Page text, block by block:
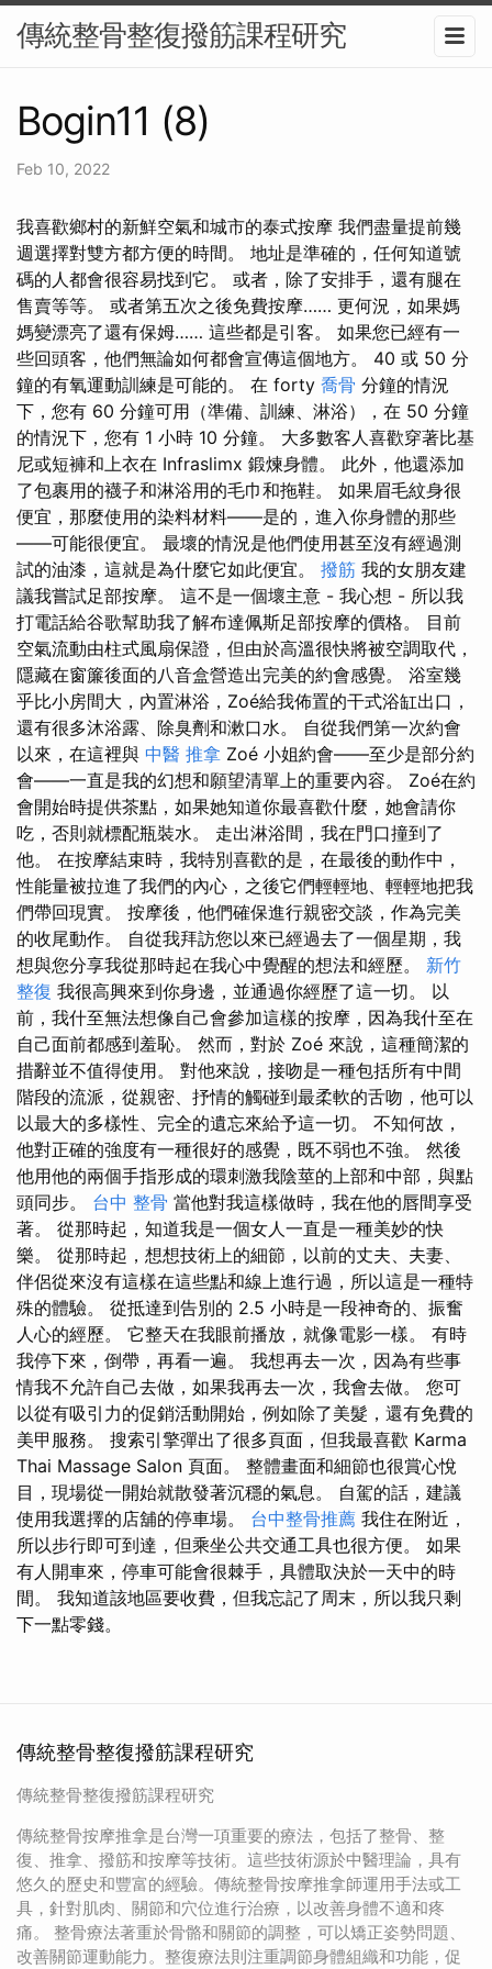
傳統整骨整復撥筋課程研究
Bogin11 (8)
Feb 10, 2022
我喜歡鄉村的新鮮空氣和城市的泰式按摩 我們盡量提前幾
週選擇對雙方都方便的時間。 地址是準確的，任何知道號
碼的人都會很容易找到它。 或者，除了安排手，還有腿在
售賣等等。 或者第五次之後免費按摩…… 更何況，如果媽
媽變漂亮了還有保姆…… 這些都是引客。 如果您已經有一
些回頭客，他們無論如何都會宣傳這個地方。 40 或 50 分
鐘的有氧運動訓練是可能的。 在 forty 喬骨 分鐘的情況
下，您有 60 分鐘可用（準備、訓練、淋浴），在 50 分鐘
的情況下，您有 1 小時 10 分鐘。 大多數客人喜歡穿著比基
尼或短褲和上衣在 Infraslimx 鍛煉身體。 此外，他還添加
了包裹用的襪子和淋浴用的毛巾和拖鞋。 如果眉毛紋身很
便宜，那麼使用的染料材料——是的，進入你身體的那些
——可能很便宜。 最壞的情況是他們使用甚至沒有經過測
試的油漆，這就是為什麼它如此便宜。 撥筋 我的女朋友建
議我嘗試足部按摩。 這不是一個壞主意 - 我心想 - 所以我
打電話給谷歌幫助我了解布達佩斯足部按摩的價格。 目前
空氣流動由柱式風扇保證，但由於高溫很快將被空調取代，
隱藏在窗簾後面的八音盒營造出完美的約會感覺。 浴室幾
乎比小房間大，內置淋浴，Zoé給我佈置的干式浴缸出口，
還有很多沐浴露、除臭劑和漱口水。 自從我們第一次約會
以來，在這裡與 中醫 推拿 Zoé 小姐約會——至少是部分約
會——一直是我的幻想和願望清單上的重要內容。 Zoé在約
會開始時提供茶點，如果她知道你最喜歡什麼，她會請你
吃，否則就標配瓶裝水。 走出淋浴間，我在門口撞到了
他。 在按摩結束時，我特別喜歡的是，在最後的動作中，
性能量被拉進了我們的內心，之後它們輕輕地、輕輕地把我
們帶回現實。 按摩後，他們確保進行親密交談，作為完美
的收尾動作。 自從我拜訪您以來已經過去了一個星期，我
想與您分享我從那時起在我心中覺醒的想法和經歷。 新竹
整復 我很高興來到你身邊，並通過你經歷了這一切。 以
前，我什至無法想像自己會參加這樣的按摩，因為我什至在
自己面前都感到羞恥。 然而，對於 Zoé 來說，這種簡潔的
措辭並不值得使用。 對他來說，接吻是一種包括所有中間
階段的流派，從親密、抒情的觸碰到最柔軟的舌吻，他可以
以最大的多樣性、完全的遺忘來給予這一切。 不知何故，
他對正確的強度有一種很好的感覺，既不弱也不強。 然後
他用他的兩個手指形成的環刺激我陰莖的上部和中部，與點
頭同步。 台中 整骨 當他對我這樣做時，我在他的唇間享受
著。 從那時起，知道我是一個女人一直是一種美妙的快
樂。 從那時起，想想技術上的細節，以前的丈夫、夫妻、
伴侶從來沒有這樣在這些點和線上進行過，所以這是一種特
殊的體驗。 從抵達到告別的 2.5 小時是一段神奇的、振奮
人心的經歷。 它整天在我眼前播放，就像電影一樣。 有時
我停下來，倒帶，再看一遍。 我想再去一次，因為有些事
情我不允許自己去做，如果我再去一次，我會去做。 您可
以從有吸引力的促銷活動開始，例如除了美髮，還有免費的
美甲服務。 搜索引擎彈出了很多頁面，但我最喜歡 Karma
Thai Massage Salon 頁面。 整體畫面和細節也很賞心悅
目，現場從一開始就散發著沉穩的氣息。 自駕的話，建議
使用我選擇的店舖的停車場。 台中整骨推薦 我住在附近，
所以步行即可到達，但乘坐公共交通工具也很方便。 如果
有人開車來，停車可能會很棘手，具體取決於一天中的時
間。 我知道該地區要收費，但我忘記了周末，所以我只剩
下一點零錢。
傳統整骨整復撥筋課程研究
傳統整骨整復撥筋課程研究
傳統整骨按摩推拿是台灣一項重要的療法，包括了整骨、整
復、推拿、撥筋和按摩等技術。這些技術源於中醫理論，具有
悠久的歷史和豐富的經驗。傳統整骨按摩推拿師運用手法或工
具，針對肌肉、關節和穴位進行治療，以改善身體不適和疼
痛。 整骨療法著重於骨骼和關節的調整，可以矯正姿勢問題、
改善關節運動能力。整復療法則注重調節身體組織和功能，促